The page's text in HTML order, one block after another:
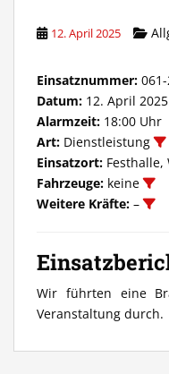
12. April 2025
Einsatznummer:
Datum: 12. April 2025
Alarmzeit: 18:00 Uhr
Art: Dienstleistung
Einsatzort: Festhalle,
Fahrzeuge: keine
Weitere Kräfte: –
Wir führten eine
Veranstaltung durch.